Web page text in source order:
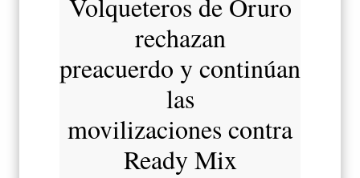
Volqueteros de Oruro
rechazan
preacuerdo y continúan
las
movilizaciones contra
Ready Mix